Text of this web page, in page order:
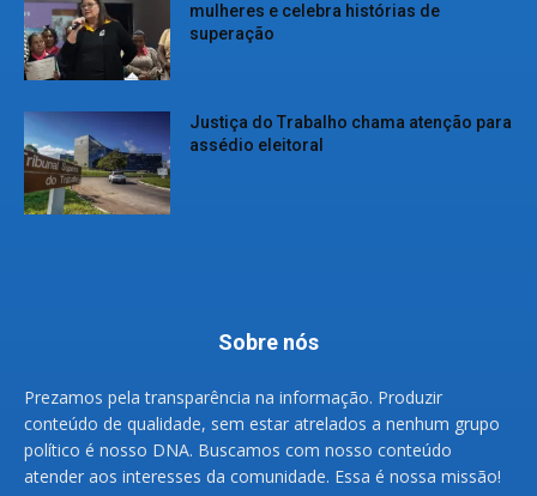
mulheres e celebra histórias de
superação
Justiça do Trabalho chama atenção para
assédio eleitoral
Sobre nós
Prezamos pela transparência na informação. Produzir
conteúdo de qualidade, sem estar atrelados a nenhum grupo
político é nosso DNA. Buscamos com nosso conteúdo
atender aos interesses da comunidade. Essa é nossa missão!